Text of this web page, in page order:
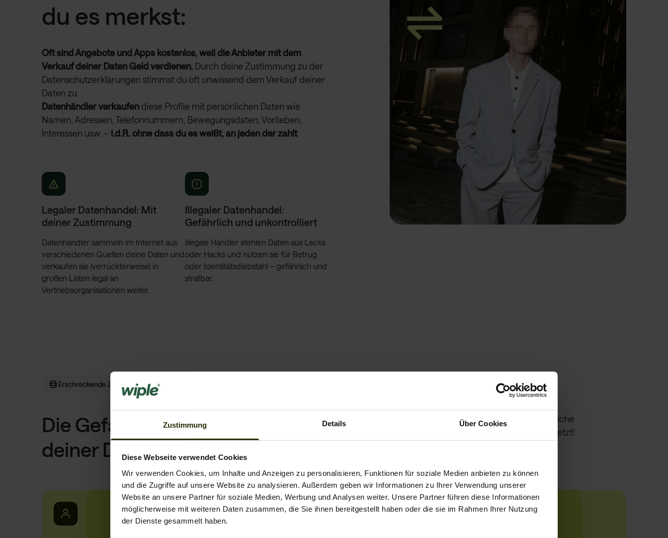
Zustimmung Details Über Cookies
Diese Webseite verwendet Cookies
Wir verwenden Cookies, um Inhalte und Anzeigen zu personalisieren, Funktionen für soziale Medien anbieten zu können
und die Zugriffe auf unsere Website zu analysieren. Außerdem geben wir Informationen zu Ihrer Verwendung unserer
Website an unsere Partner für soziale Medien, Werbung und Analysen weiter. Unsere Partner führen diese Informationen
möglicherweise mit weiteren Daten zusammen, die Sie ihnen bereitgestellt haben oder die sie im Rahmen Ihrer Nutzung
der Dienste gesammelt haben.
du es merkst:
Oft sind Angebote und Apps kostenlos, weil die Anbieter mit dem
Verkauf deiner Daten Geld verdienen. Durch deine Zustimmung zu der
Datenschutzerklärungen stimmst du oft unwissend dem Verkauf deiner
Daten zu.
Datenhändler verkaufen diese Profile mit persönlichen Daten wie
Namen, Adressen, Telefonnummern, Bewegungsdaten, Vorlieben,
Interessen usw. – i.d.R. ohne dass du es weißt, an jeden der zahlt
Legaler Datenhandel: Mit
deiner Zustimmung
Datenhändler sammeln im Internet aus
verschiedenen Quellen deine Daten und
verkaufen sie (verrückterweise) in
großen Listen legal an
Vertriebsorganisationen weiter.
Illegaler Datenhandel:
Gefährlich und unkontrolliert
Illegale Händler stehlen Daten aus Lecks
oder Hacks und nutzen sie für Betrug
oder Identitätsdiebstahl – gefährlich und
strafbar.
Erschreckende Zahlen
Die Gefahr vor Missbrauch
deiner Daten
Finde heraus, welche Datenhändler deine Daten an welche
Unternehmen verkauft haben und stoppe den Handel jetzt!